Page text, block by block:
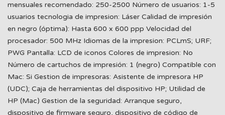
mensuales recomendado: 250-2500 Número de usuarios: 1-5
usuarios tecnologia de impresion: Láser Calidad de impresión
en negro (óptima): Hasta 600 x 600 ppp Velocidad del
procesador: 500 MHz Idiomas de la impresion: PCLmS; URF;
PWG Pantalla: LCD de iconos Colores de impresion: No
Número de cartuchos de impresión: 1 (negro) Compatible con
Mac: Si Gestion de impresoras: Asistente de impresora HP
(UDC); Caja de herramientas del dispositivo HP; Utilidad de
HP (Mac) Gestion de la seguridad: Arranque seguro,
dispositivo de firmware seguro, dispositivo de código de